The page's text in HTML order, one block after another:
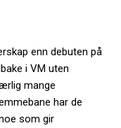
enn debuten på
i VM uten
mange
har de
som gir